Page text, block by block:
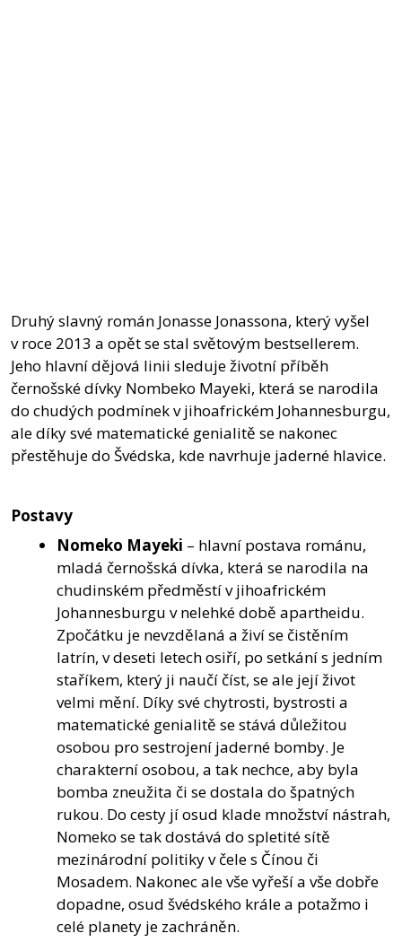
Druhý slavný román Jonasse Jonassona, který vyšel
v roce 2013 a opět se stal světovým bestsellerem.
Jeho hlavní dějová linii sleduje životní příběh
černošské dívky Nombeko Mayeki, která se narodila
do chudých podmínek v jihoafrickém Johannesburgu,
ale díky své matematické genialitě se nakonec
přestěhuje do Švédska, kde navrhuje jaderné hlavice.
Postavy
Nomeko Mayeki – hlavní postava románu,
mladá černošská dívka, která se narodila na
chudinském předměstí v jihoafrickém
Johannesburgu v nelehké době apartheidu.
Zpočátku je nevzdělaná a živí se čistěním
latrín, v deseti letech osiří, po setkání s jedním
staříkem, který ji naučí číst, se ale její život
velmi mění. Díky své chytrosti, bystrosti a
matematické genialitě se stává důležitou
osobou pro sestrojení jaderné bomby. Je
charakterní osobou, a tak nechce, aby byla
bomba zneužita či se dostala do špatných
rukou. Do cesty jí osud klade množství nástrah,
Nomeko se tak dostává do spletité sítě
mezinárodní politiky v čele s Čínou či
Mosadem. Nakonec ale vše vyřeší a vše dobře
dopadne, osud švédského krále a potažmo i
celé planety je zachráněn.